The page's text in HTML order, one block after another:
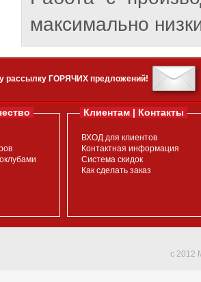
максимально
рассылку ГОРЯЧИХ предложений!
Клиентам | Контакты
ВХОД для клиентов
Контактная информация
Система скидок
Как сделать заказ
c 2012